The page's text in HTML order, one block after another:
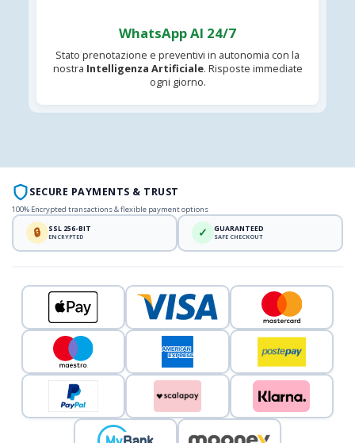
WhatsApp AI 24/7
Stato prenotazione e preventivi in autonomia con la
nostra Intelligenza Artificiale. Risposte immediate
ogni giorno.
SECURE PAYMENTS & TRUST
100% Encrypted transactions & flexible payment options
🔒 SSL 256-BIT
ENCRYPTED ✓ GUARANTEED
SAFE CHECKOUT